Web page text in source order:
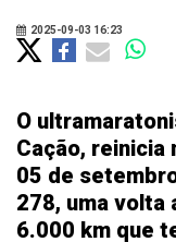
2025-09-03 16:23
O
Cação, reinicia
05 de
278, uma volta
6.000 km que